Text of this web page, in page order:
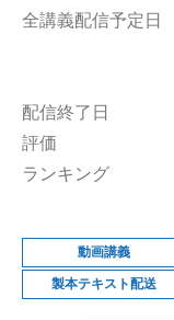
全講義配信予定日
配信終了日
評価
ランキング
動画講義
製本テキスト配送